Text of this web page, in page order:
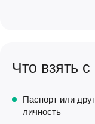
Что взять
Паспорт или
личность